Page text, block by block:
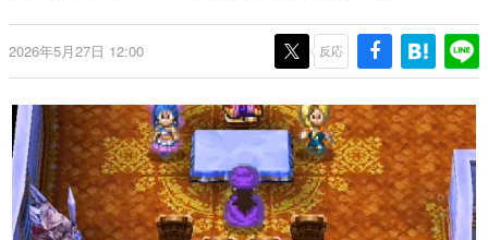
一先生によるゲーム業界レポートマンガです。
なんでゲームは面白い？
具体的な形から解き明かしていく、硬派で骨太な評論連載
です。
ゲームが変えた日本語
「経験値」「裏技」「ラスボス」… ゲームにまつわる言葉
の起源や用法の変遷を、コンピューター文化史研究家・タ
イニーP氏が徹底調査。
2026年5月27日 12:00 反応